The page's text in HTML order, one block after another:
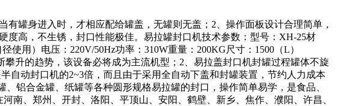
罐身进入时，才相应配给罐盖，无罐则无盖；2、操作面板设计合理简单，
度高，不生锈，封口性能极佳。易拉罐封口机技术参数：型号：XH-25材
使用）电压：220V/50Hz功率：310W重量：200KG尺寸：1500（L）
升的趋势，该设备必将成为主流机型；2、易拉盖封口机封罐过程罐体不旋
自动封口机的2~3倍，而且由于采用全自动下盖和封罐装置，节约人力成本
铝合金罐、纸罐等各种圆形规格易拉罐的封口，操作简单易学，是食品、
南、郑州、开封、洛阳、平顶山、安阳、鹤壁、新乡、焦作、濮阳、许昌、